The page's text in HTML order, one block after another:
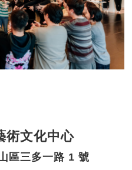
術文化中心
區三多一路 1 號